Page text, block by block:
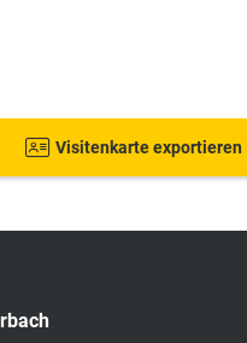
Visitenkarte exportieren